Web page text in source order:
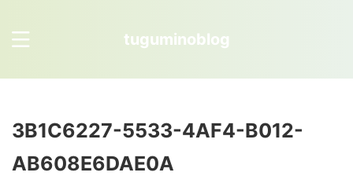
tuguminoblog
3B1C6227-5533-4AF4-B012-
AB608E6DAE0A